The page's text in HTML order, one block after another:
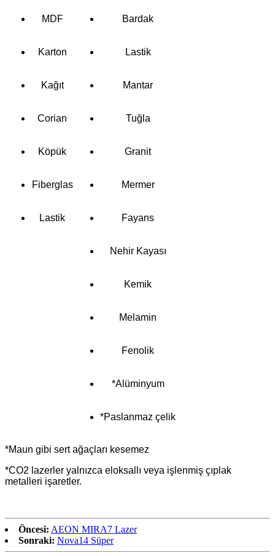
MDF Bardak
Karton Lastik
Kağıt Mantar
Corian Tuğla
Köpük Granit
Fiberglas Mermer
Lastik Fayans
Nehir Kayası
Kemik
Melamin
Fenolik
*Alüminyum
*Paslanmaz çelik
*Maun gibi sert ağaçları kesemez
*CO2 lazerler yalnızca eloksallı veya işlenmiş çıplak
metalleri işaretler.
Öncesi: AEON MIRA7 Lazer
Sonraki: Nova14 Süper